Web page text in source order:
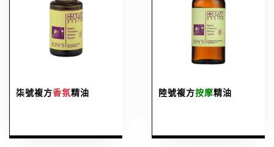
柒號複方香氛精油 陸號複方按摩精油